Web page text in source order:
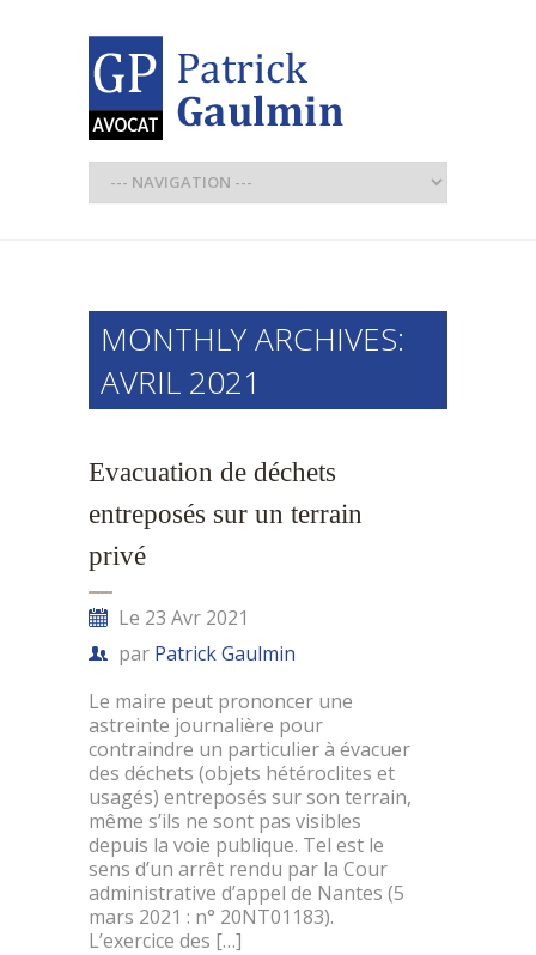
MONTHLY ARCHIVES:
AVRIL 2021
Evacuation de déchets
entreposés sur un terrain
privé
Le 23 Avr 2021
par Patrick Gaulmin
Le maire peut prononcer une
astreinte journalière pour
contraindre un particulier à évacuer
des déchets (objets hétéroclites et
usagés) entreposés sur son terrain,
même s’ils ne sont pas visibles
depuis la voie publique. Tel est le
sens d’un arrêt rendu par la Cour
administrative d’appel de Nantes (5
mars 2021 : n° 20NT01183).
L’exercice des […]